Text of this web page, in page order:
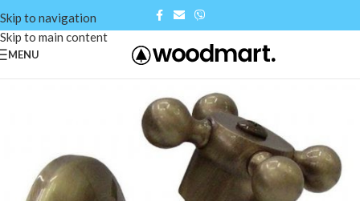
Skip to navigation
Skip to main content
MENU